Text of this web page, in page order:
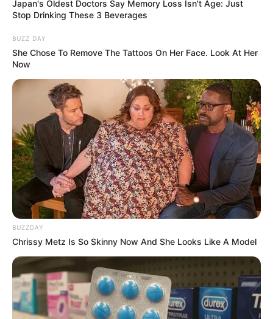
Japan's Oldest Doctors Say Memory Loss Isn't Age: Just
Stop Drinking These 3 Beverages
BUZZ DAY
She Chose To Remove The Tattoos On Her Face. Look At Her
Now
BUZZDAY
Chrissy Metz Is So Skinny Now And She Looks Like A Model